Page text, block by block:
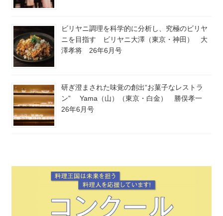
ビリヤニ調理を科学的に分析し、究極のビリヤ
ニを目指す ビリヤニ大澤（東京・神田） 大
澤孝将 26年6月号
研ぎ澄まされた味覚の創出“お菓子なレストラ
ン” Yama（山）（東京・白金） 勝俣孝一
26年6月号